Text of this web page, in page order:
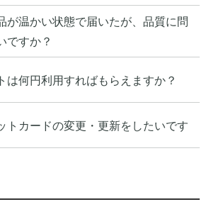
が温かい状態で届いたが、品質に問
ですか？
は何円利用すればもらえますか？
トカードの変更・更新をしたいです